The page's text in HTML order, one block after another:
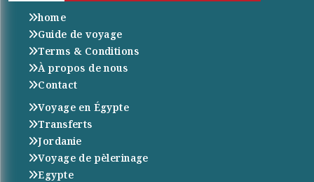
home
Guide de voyage
Terms & Conditions
À propos de nous
Contact
Voyage en Égypte
Transferts
Jordanie
Voyage de pèlerinage
Egypte